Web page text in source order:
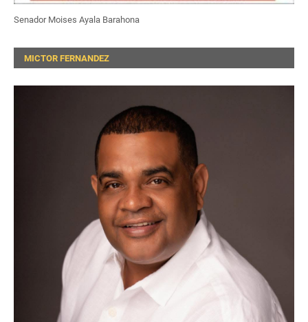
Senador Moises Ayala Barahona
MICTOR FERNANDEZ